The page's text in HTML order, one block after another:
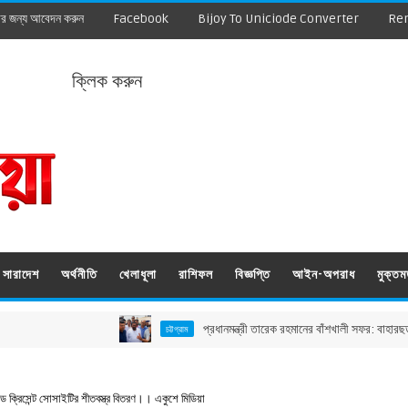
জন্য আবেদন করুন Facebook Bijoy To Uniciode Converter
ক্লিক করুন
সারাদেশ অর্থনীতি খেলাধূলা রাশিফল বিজ্ঞপ্তি আইন-অপরাধ
চট্টগ্রাম প্রধানমন্ত্রী তারেক রহমানের বাঁশখালী সফর: বাহারছড়া
সোসাইটির শীতবস্ত্র বিতরণ।। একুশে মিডিয়া